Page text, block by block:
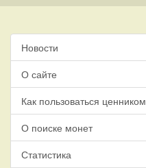
Новости
О сайте
Как пользоваться ценником
О поиске монет
Статистика